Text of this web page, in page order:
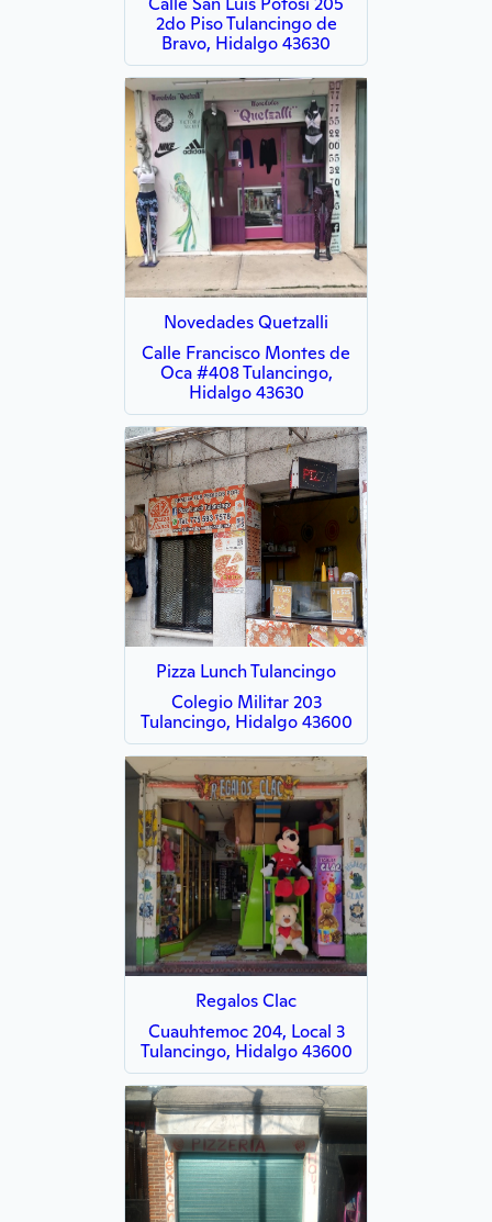
2do Piso Tulancingo de
Bravo, Hidalgo 43630
Novedades Quetzalli
Calle Francisco Montes de
Oca #408 Tulancingo,
Hidalgo 43630
Pizza Lunch Tulancingo
Colegio Militar 203
Tulancingo, Hidalgo 43600
Regalos Clac
Cuauhtemoc 204, Local 3
Tulancingo, Hidalgo 43600